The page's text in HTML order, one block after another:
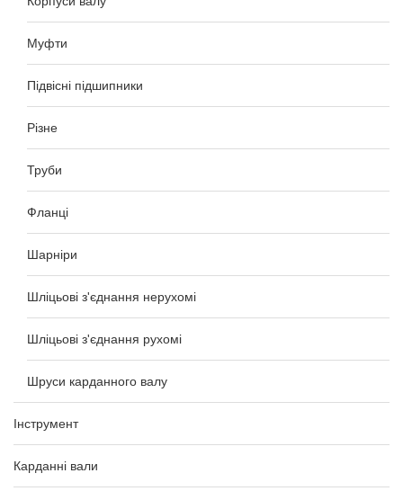
Муфти
Підвісні підшипники
Різне
Труби
Фланці
Шарніри
Шліцьові з'єднання нерухомі
Шліцьові з'єднання рухомі
Шруси карданного валу
Інструмент
Карданні вали